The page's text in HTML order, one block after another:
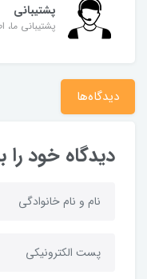
پشتیبانی
پشتیبانی ما،
دیدگاه‌ها
دیدگاه خود را